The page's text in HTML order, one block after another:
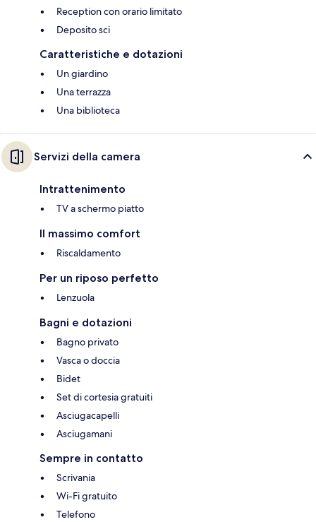
Reception con orario limitato
Deposito sci
Caratteristiche e dotazioni
Un giardino
Una terrazza
Una biblioteca
Servizi della camera
Intrattenimento
TV a schermo piatto
Il massimo comfort
Riscaldamento
Per un riposo perfetto
Lenzuola
Bagni e dotazioni
Bagno privato
Vasca o doccia
Bidet
Set di cortesia gratuiti
Asciugacapelli
Asciugamani
Sempre in contatto
Scrivania
Wi-Fi gratuito
Telefono